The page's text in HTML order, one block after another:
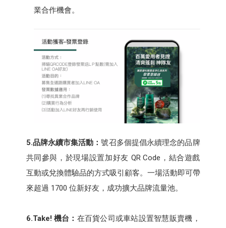
業合作機會。
5.品牌永續市集活動：號召多個提倡永續理念的品牌
共同參與，於現場設置加好友 QR Code，結合遊戲
互動或兌換體驗品的方式吸引顧客。一場活動即可帶
來超過 1700 位新好友，成功擴大品牌流量池。
6.Take! 機台： 在百貨公司或車站設置智慧販賣機，